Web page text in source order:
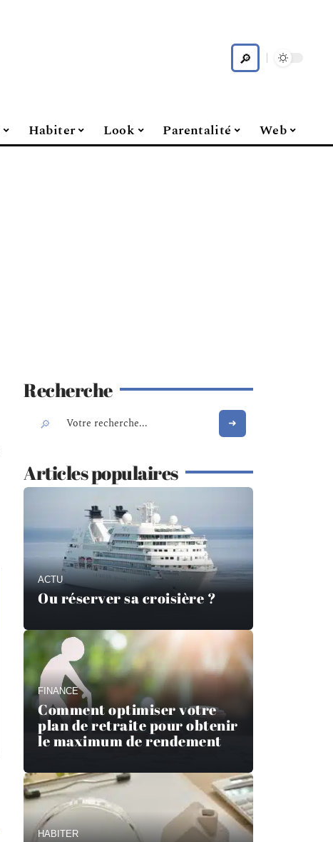
Habiter Look Parentalité Web
Recherche
Articles populaires
ACTU
Ou réserver sa croisière ?
FINANCE
Comment optimiser votre
plan de retraite pour obtenir
le maximum de rendement
HABITER